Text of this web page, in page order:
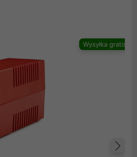
Wysyłka gratis